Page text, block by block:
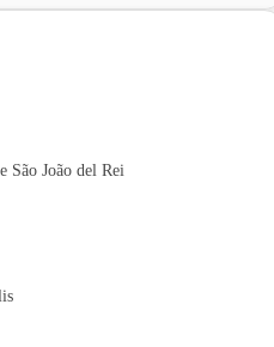
São João del Rei